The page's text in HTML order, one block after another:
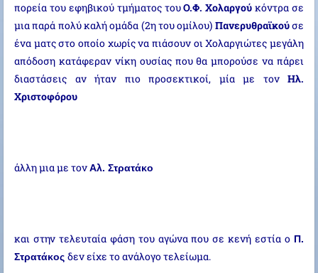
πορεία του εφηβικού τμήματος τουΟ.Φ. Χολαργού κόντρα σε
μια παρά πολύ καλή ομάδα (2η του ομίλου) Πανερυθραϊκούσε
ένα ματς στο οποίο χωρίς να πιάσουν οι Χολαργιώτες μεγάλη
απόδοση κατάφεραν νίκη ουσίας που θα μπορούσε να πάρει
διαστάσεις αν ήταν πιο προσεκτικοί, μία με τονΗλ.
Χριστοφόρου
άλλη μια με τονΑλ. Στρατάκο
και στην τελευταία φάση του αγώνα που σε κενή εστία ο Π.
Στρατάκος δεν είχε το ανάλογο τελείωμα.